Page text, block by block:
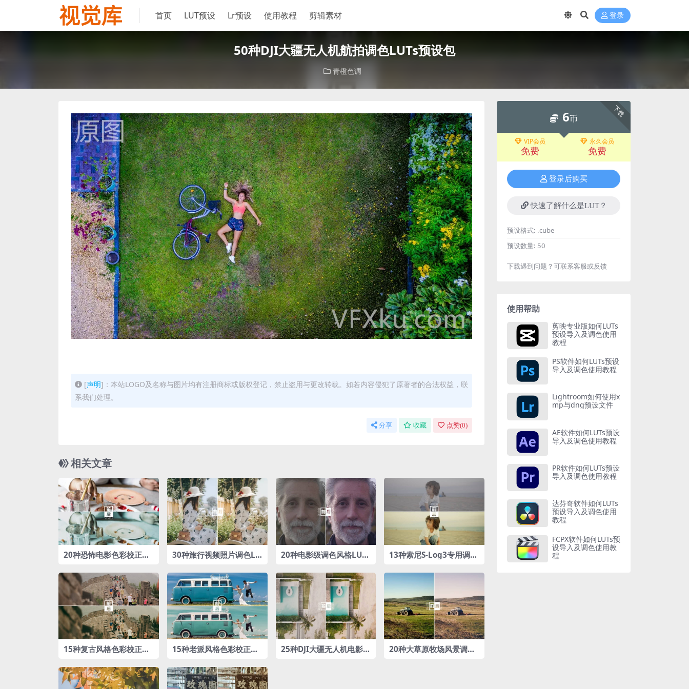
首页 LUT预设 Lr预设 使用教程 剪辑素材 登录
50种DJI大疆无人机航拍调色LUTs预设包
‌青橙色调‌
[声明]：本站LOGO及名称与图片均有注册商标或版权登记，禁止盗用与更改转载。如若内容侵犯了原著者的合法权益，联
系我们处理。
分享 收藏 点赞(0)
相关文章
20种恐怖电影色彩校正‌调
30种旅行视频照片调色LU
20种电影级调色风格LUTs
13种索尼S-Log3专用调色
15种复古风格色彩校正调
15种老派风格色彩校正‌调
25种DJI大疆无人机电影风
20种大草原牧场风景调色
下载
6币
VIP会员
免费
永久会员
免费
登录后购买
快速了解什么是LUT？
预设格式: .cube
预设数量: 50
下载遇到问题？可联系客服或反馈
使用帮助
剪映专业版如何LUTs
预设导入及调色使用
教程
PS软件如何LUTs预设
导入及调色使用教程
Lightroom如何使用x
mp与dng预设文件
AE软件如何LUTs预设
导入及调色使用教程
PR软件如何LUTs预设
导入及调色使用教程
达芬奇软件如何LUTs
预设导入及调色使用
教程
FCPX软件如何LUTs预
设导入及调色使用教
程